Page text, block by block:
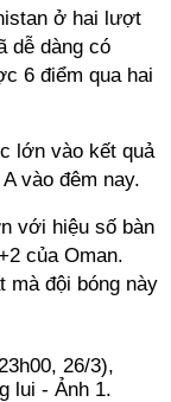
ở hai lượt
dễ dàng có
6 điểm qua hai
lớn vào kết quả
vào đêm nay.
với hiệu số bàn
của Oman.
mà đội bóng này